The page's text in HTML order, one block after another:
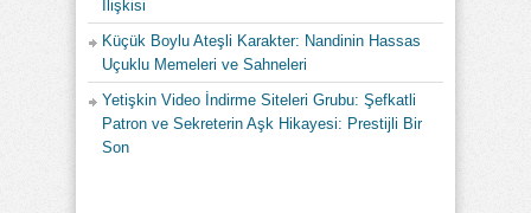
İlişkisi
Küçük Boylu Ateşli Karakter: Nandinin Hassas
Uçuklu Memeleri ve Sahneleri
Yetişkin Video İndirme Siteleri Grubu: Şefkatli
Patron ve Sekreterin Aşk Hikayesi: Prestijli Bir
Son